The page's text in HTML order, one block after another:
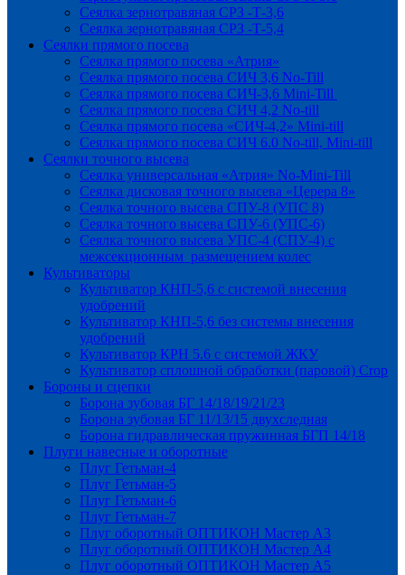
Сеялка зернотравяная СРЗ -Т-3,6
Сеялка зернотравяная СРЗ -Т-5,4
Сеялки прямого посева
Сеялка прямого посева «Атрия»
Сеялка прямого посева СИЧ 3,6 No-Till
Сеялка прямого посева СИЧ-3,6 Mini-Till
Сеялка прямого посева СИЧ 4,2 No-till
Сеялка прямого посева «СИЧ-4,2» Mini-till
Сеялка прямого посева СИЧ 6.0 No-till, Mini-till
Сеялки точного высева
Сеялка универсальная «Атрия» No-Mini-Till
Сеялка дисковая точного высева «Церера 8»
Сеялка точного высева СПУ-8 (УПС 8)
Сеялка точного высева СПУ-6 (УПС-6)
Сеялка точного высева УПС-4 (СПУ-4) с
межсекционным размещением колес
Культиваторы
Культиватор КНП-5,6 с системой внесения
удобрений
Культиватор КНП-5,6 без системы внесения
удобрений
Культиватор КРН 5.6 с системой ЖКУ
Культиватор сплошной обработки (паровой) Crop
Бороны и сцепки
Борона зубовая БГ 14/18/19/21/23
Борона зубовая БГ 11/13/15 двухследная
Борона гидравлическая пружинная БГП 14/18
Плуги навесные и оборотные
Плуг Гетьман-4
Плуг Гетьман-5
Плуг Гетьман-6
Плуг Гетьман-7
Плуг оборотный ОПТИКОН Мастер А3
Плуг оборотный ОПТИКОН Мастер А4
Плуг оборотный ОПТИКОН Мастер А5